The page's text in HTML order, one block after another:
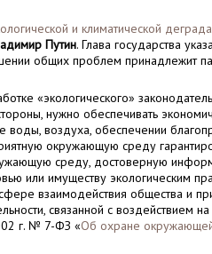
и климатической
Путин. Глава государства
общих проблем принадлежит
«экологического»
нужно обеспечивать
воды, воздуха, обеспечении
окружающую среду
среду, достоверную
или имуществу экологическим
взаимодействия общества и
связанной с воздействием
г. № 7-ФЗ «Об охране